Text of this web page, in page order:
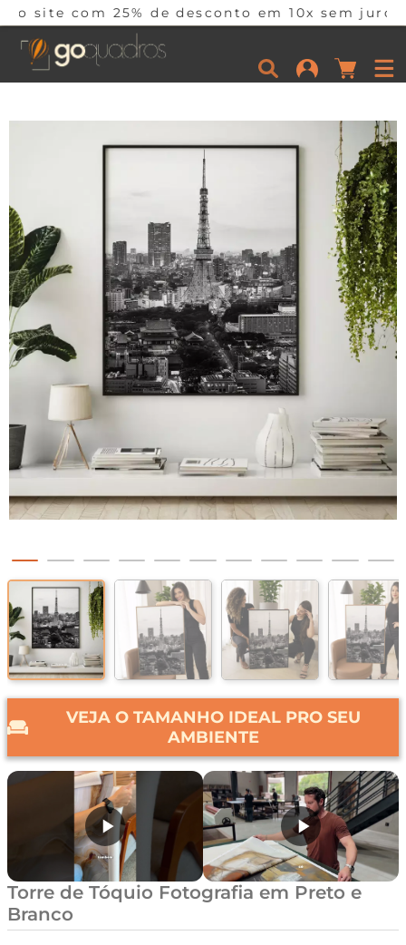
de desconto em 10x sem juros por tempo
VEJA O TAMANHO IDEAL PRO SEU
AMBIENTE
Torre de Tóquio Fotografia em Preto e
Branco